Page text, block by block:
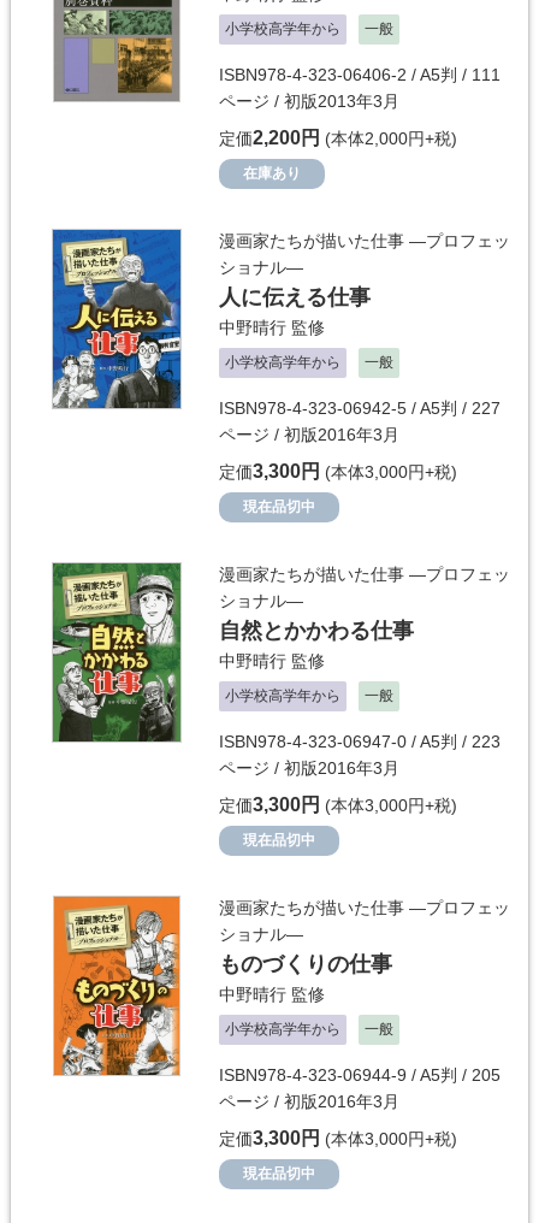
小学校高学年から 一般
ISBN978-4-323-06406-2 / A5判 / 111
ページ / 初版2013年3月
定価2,200円 (本体2,000円+税)
在庫あり
漫画家たちが描いた仕事 ―プロフェッ
ショナル―
人に伝える仕事
中野晴行 監修
小学校高学年から 一般
ISBN978-4-323-06942-5 / A5判 / 227
ページ / 初版2016年3月
定価3,300円 (本体3,000円+税)
現在品切中
漫画家たちが描いた仕事 ―プロフェッ
ショナル―
自然とかかわる仕事
中野晴行 監修
小学校高学年から 一般
ISBN978-4-323-06947-0 / A5判 / 223
ページ / 初版2016年3月
定価3,300円 (本体3,000円+税)
現在品切中
漫画家たちが描いた仕事 ―プロフェッ
ショナル―
ものづくりの仕事
中野晴行 監修
小学校高学年から 一般
ISBN978-4-323-06944-9 / A5判 / 205
ページ / 初版2016年3月
定価3,300円 (本体3,000円+税)
現在品切中